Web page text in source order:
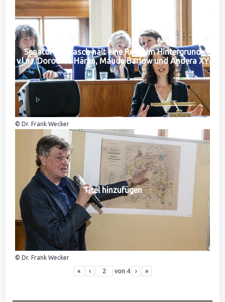
Senatorin Jarasch hält eine Rede. Im Hintergrund
v.l.n.r. Dorothea Härlin, Maude Barlow und Andera XY
© Dr. Frank Wecker
Titel hinzufügen
© Dr. Frank Wecker
« ‹ von 4 › »